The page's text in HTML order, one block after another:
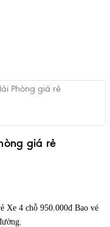
giá rẻ
4 chỗ 950.000đ Bao vé